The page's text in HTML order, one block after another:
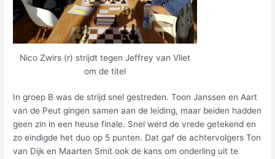
Nico Zwirs (r) strijdt tegen Jeffrey van Vliet
om de titel
In groep B was de strijd snel gestreden. Toon Janssen en Aart
van de Peut gingen samen aan de leiding, maar beiden hadden
geen zin in een heuse finale. Snel werd de vrede getekend en
zo eindigde het duo op 5 punten. Dat gaf de achtervolgers Ton
van Dijk en Maarten Smit ook de kans om onderling uit te